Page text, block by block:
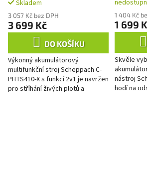
2Ah baterie + nabíječka 2,4
A
Skladem
3 057 Kč bez DPH
3 699 Kč
DO KOŠÍKU
Výkonný akumulátorový
multifunkční stroj Scheppach C-
PHTS410-X s funkcí 2v1 je navržen
pro stříhání živých plotů a
prořezávání větví, a to i ve
baterie
1 404 Kč
1 699
Skvěle
nástroj
hodí na
lepidel,